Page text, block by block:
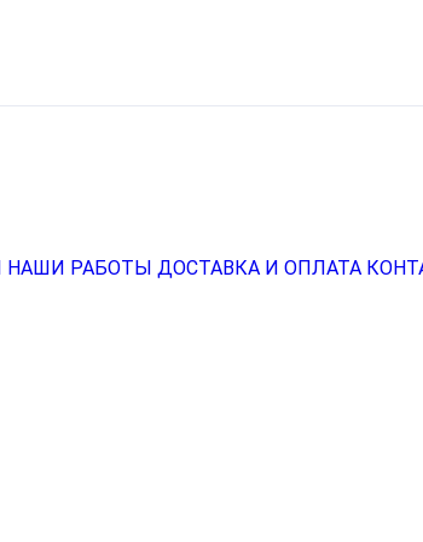
НАШИ РАБОТЫ ДОСТАВКА И ОПЛАТА